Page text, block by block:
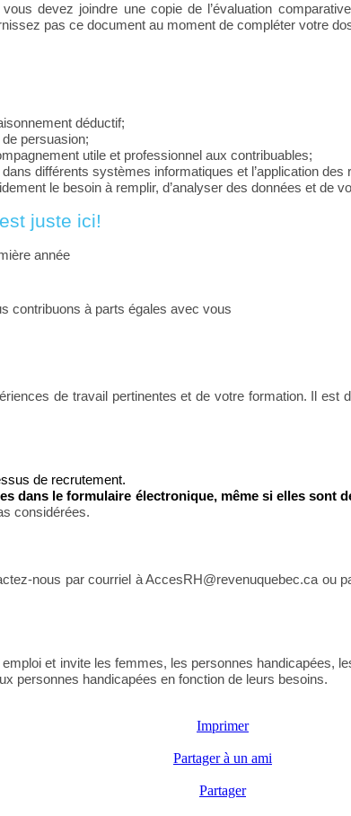
devez joindre une copie de l’évaluation
pas ce document au moment de compléter votre
déductif;
persuasion;
utile et professionnel aux contribuables;
dans différents systèmes informatiques et l’application des
le besoin à remplir, d’analyser des données et de
juste ici!
année
contribuons à parts égales avec vous
de travail pertinentes et de votre formation. Il
de recrutement.
dans le formulaire électronique, même si elles sont
considérées.
nous par courriel à AccesRH@revenuquebec.ca ou
emploi et invite les femmes, les personnes
personnes handicapées en fonction de leurs besoins.
Imprimer
Partager à un ami
Partager